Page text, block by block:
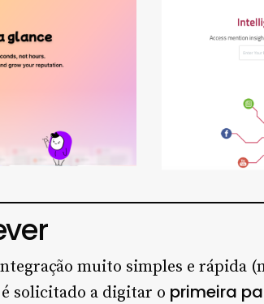
muito simples e rápida
solicitado a digitar o primeira